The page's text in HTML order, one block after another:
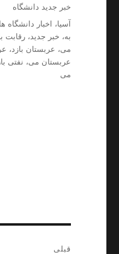
دسته‌ها
خبر جدید دانشگاه
برچسب‌ها
آسیا، اخبار دانشگاه ها
به، خبر جدید،رقابت
می، عربستان بازد،
عربستان می، نفتی
می
قبلی